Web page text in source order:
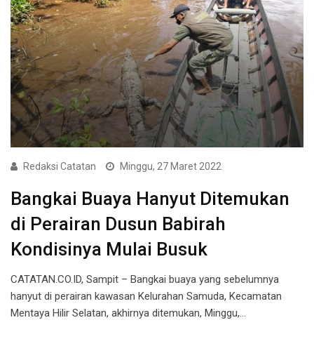
Redaksi Catatan Minggu, 27 Maret 2022
Bangkai Buaya Hanyut Ditemukan
di Perairan Dusun Babirah
Kondisinya Mulai Busuk
CATATAN.CO.ID, Sampit – Bangkai buaya yang sebelumnya
hanyut di perairan kawasan Kelurahan Samuda, Kecamatan
Mentaya Hilir Selatan, akhirnya ditemukan, Minggu,…